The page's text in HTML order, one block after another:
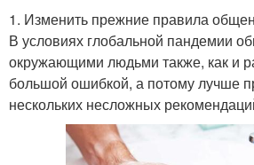
1. Изменить прежние правила
В условиях глобальной пандемии
окружающими людьми также, как и
большой ошибкой, а потому лучше
нескольких несложных